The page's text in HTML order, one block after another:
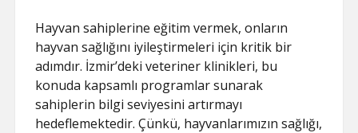
Hayvan sahiplerine eğitim vermek, onların
hayvan sağlığını iyileştirmeleri için kritik bir
adımdır. İzmir’deki veteriner klinikleri, bu
konuda kapsamlı programlar sunarak
sahiplerin bilgi seviyesini artırmayı
hedeflemektedir. Çünkü, hayvanlarımızın sağlığı,